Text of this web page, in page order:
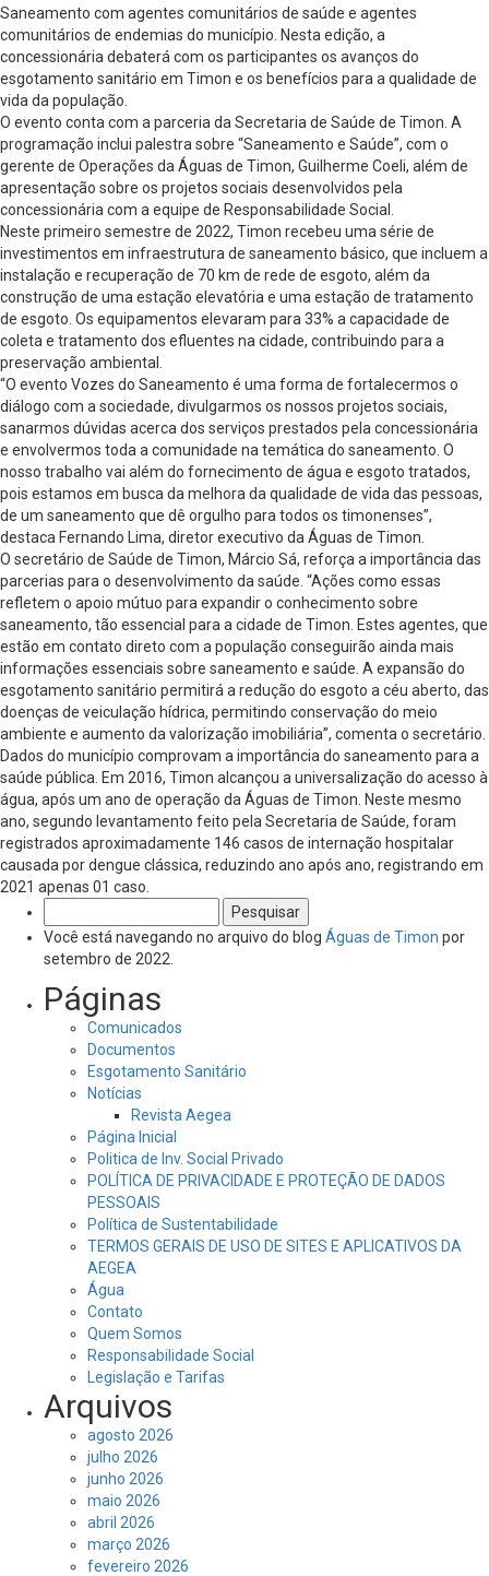
Saneamento com agentes comunitários de saúde e agentes
comunitários de endemias do município. Nesta edição, a
concessionária debaterá com os participantes os avanços do
esgotamento sanitário em Timon e os benefícios para a qualidade de
vida da população.
O evento conta com a parceria da Secretaria de Saúde de Timon. A
programação inclui palestra sobre “Saneamento e Saúde”, com o
gerente de Operações da Águas de Timon, Guilherme Coeli, além de
apresentação sobre os projetos sociais desenvolvidos pela
concessionária com a equipe de Responsabilidade Social.
Neste primeiro semestre de 2022, Timon recebeu uma série de
investimentos em infraestrutura de saneamento básico, que incluem a
instalação e recuperação de 70 km de rede de esgoto, além da
construção de uma estação elevatória e uma estação de tratamento
de esgoto. Os equipamentos elevaram para 33% a capacidade de
coleta e tratamento dos efluentes na cidade, contribuindo para a
preservação ambiental.
“O evento Vozes do Saneamento é uma forma de fortalecermos o
diálogo com a sociedade, divulgarmos os nossos projetos sociais,
sanarmos dúvidas acerca dos serviços prestados pela concessionária
e envolvermos toda a comunidade na temática do saneamento. O
nosso trabalho vai além do fornecimento de água e esgoto tratados,
pois estamos em busca da melhora da qualidade de vida das pessoas,
de um saneamento que dê orgulho para todos os timonenses”,
destaca Fernando Lima, diretor executivo da Águas de Timon.
O secretário de Saúde de Timon, Márcio Sá, reforça a importância das
parcerias para o desenvolvimento da saúde. “Ações como essas
refletem o apoio mútuo para expandir o conhecimento sobre
saneamento, tão essencial para a cidade de Timon. Estes agentes, que
estão em contato direto com a população conseguirão ainda mais
informações essenciais sobre saneamento e saúde. A expansão do
esgotamento sanitário permitirá a redução do esgoto a céu aberto, das
doenças de veiculação hídrica, permitindo conservação do meio
ambiente e aumento da valorização imobiliária”, comenta o secretário.
Dados do município comprovam a importância do saneamento para a
saúde pública. Em 2016, Timon alcançou a universalização do acesso à
água, após um ano de operação da Águas de Timon. Neste mesmo
ano, segundo levantamento feito pela Secretaria de Saúde, foram
registrados aproximadamente 146 casos de internação hospitalar
causada por dengue clássica, reduzindo ano após ano, registrando em
2021 apenas 01 caso.
por:
Você está navegando no arquivo do blog Águas de Timon por
setembro de 2022.
Páginas
Comunicados
Documentos
Esgotamento Sanitário
Notícias
Revista Aegea
Página Inicial
Politica de Inv. Social Privado
POLÍTICA DE PRIVACIDADE E PROTEÇÃO DE DADOS
PESSOAIS
Política de Sustentabilidade
TERMOS GERAIS DE USO DE SITES E APLICATIVOS DA
AEGEA
Água
Contato
Quem Somos
Responsabilidade Social
Legislação e Tarifas
Arquivos
agosto 2026
julho 2026
junho 2026
maio 2026
abril 2026
março 2026
fevereiro 2026